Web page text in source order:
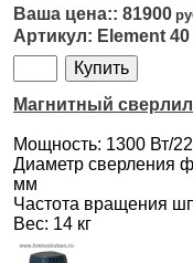
81900
Element 40
Магнитный
Мощность: 1300 Вт/
Диаметр сверления
мм
Частота вращения
Вес: 14 кг